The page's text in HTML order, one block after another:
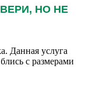
НО НЕ
Данная услуга
с размерами